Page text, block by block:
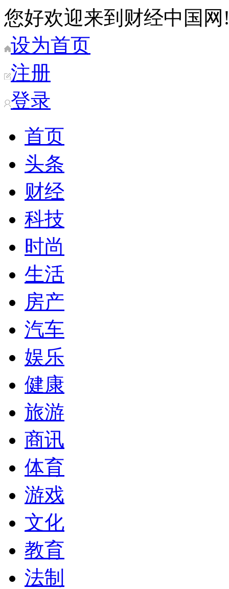
您好欢迎来到财经中国网
设为首页
注册
登录
首页
头条
财经
科技
时尚
生活
房产
汽车
娱乐
健康
旅游
商讯
体育
游戏
文化
教育
法制